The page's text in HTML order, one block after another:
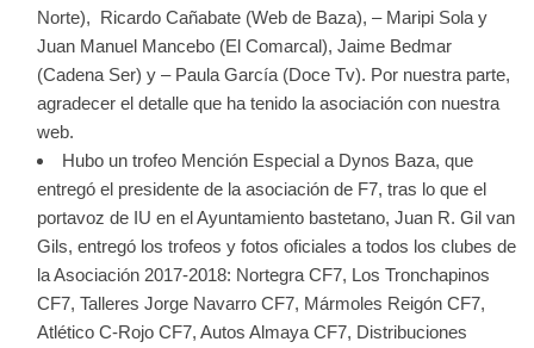
Norte), Ricardo Cañabate (Web de Baza), – Maripi Sola y
Juan Manuel Mancebo (El Comarcal), Jaime Bedmar
(Cadena Ser) y – Paula García (Doce Tv). Por nuestra parte,
agradecer el detalle que ha tenido la asociación con nuestra
web.
Hubo un trofeo Mención Especial a Dynos Baza, que
entregó el presidente de la asociación de F7, tras lo que el
portavoz de IU en el Ayuntamiento bastetano, Juan R. Gil van
Gils, entregó los trofeos y fotos oficiales a todos los clubes de
la Asociación 2017-2018: Nortegra CF7, Los Tronchapinos
CF7, Talleres Jorge Navarro CF7, Mármoles Reigón CF7,
Atlético C-Rojo CF7, Autos Almaya CF7, Distribuciones